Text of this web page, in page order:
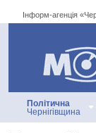
Інформ-агенція
Інформ-
Політична
Чернігівщина